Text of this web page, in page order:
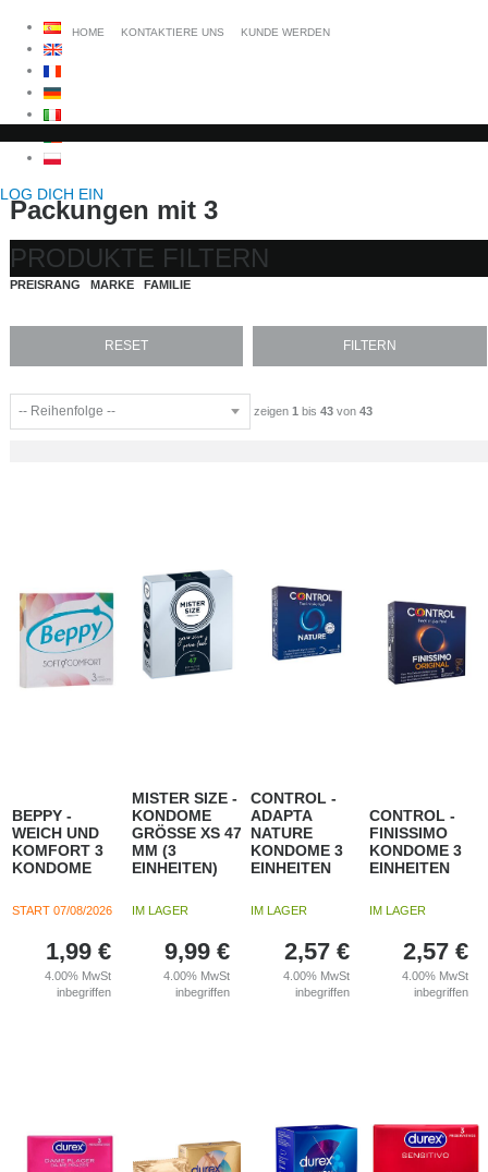
LOG DICH EIN
HOME KONTAKTIERE UNS KUNDE WERDEN
Packungen mit 3
PRODUKTE FILTERN
PREISRANG MARKE FAMILIE
zeigen 1 bis 43von 43
BEPPY -
WEICH UND
KOMFORT 3
KONDOME
START07/08/2026
1,99 €
4.00% MwSt
inbegriffen
MISTER SIZE -
KONDOME
GRÖSSE XS 47
MM (3
EINHEITEN)
IM LAGER
9,99 €
4.00% MwSt
inbegriffen
CONTROL -
ADAPTA
NATURE
KONDOME 3
EINHEITEN
IM LAGER
2,57 €
4.00% MwSt
inbegriffen
CONTROL -
FINISSIMO
KONDOME 3
EINHEITEN
IM LAGER
2,57 €
4.00% MwSt
inbegriffen